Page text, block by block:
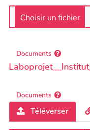
Documents
Documents
Téléverser